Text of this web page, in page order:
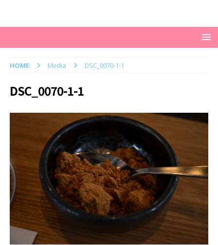
HOME Media DSC_0070-1-1
DSC_0070-1-1